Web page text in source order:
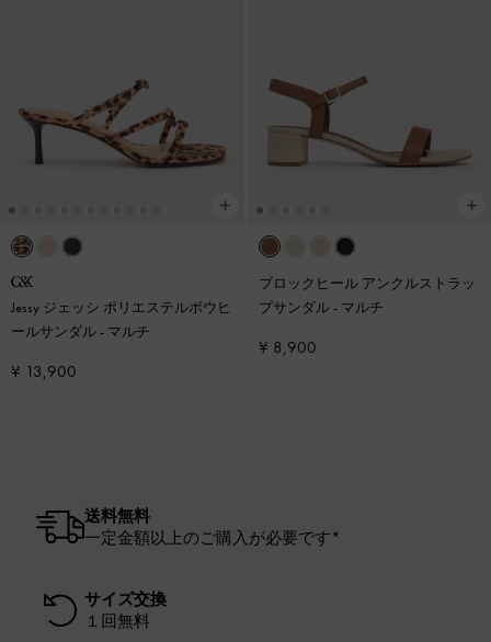
Jessy ジェッシ ポリエステルボウヒ
ールサンダル- マルチ
¥ 13,900
ブロックヒール アンクルストラッ
プサンダル- マルチ
¥ 8,900
送料無料
一定金額以上のご購入が必要です*
サイズ交換
１回無料